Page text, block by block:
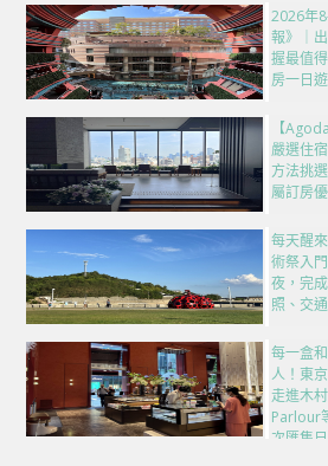
2026年
報》｜
握最值
房一日
【
嚴選住
方法挑
屬訂房
每天醒
術祭入
夜，完
照、交
每一盒
人！東
走進木
Parlour
次匯集